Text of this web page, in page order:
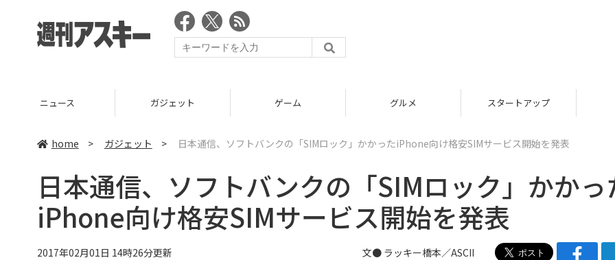
ニュース ガジェット ゲーム グルメ スタートアップ
home > ガジェット > 日本通信、ソフトバンクの「SIMロック」かかったiPhone向け格安SIMサービス開始を発表
日本通信、ソフトバンクの「SIMロック」かかっ
iPhone向け格安SIMサービス開始を発表
2017年02月01日 14時26分更新 文● ラッキー橋本／ASCII